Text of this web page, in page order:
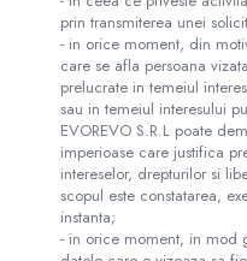
prin transmiterea unei
- in orice moment, din
care se afla persoana
prelucrate in temeiul
sau in temeiul interesului
EVOREVO​ ​S.R.L poate
imperioase care justifica
intereselor, drepturilor si
scopul este constatarea,
instanta;
- in orice moment, in mod